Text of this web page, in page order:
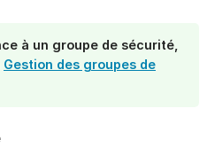
à un groupe de sécurité,
Gestion des groupes de